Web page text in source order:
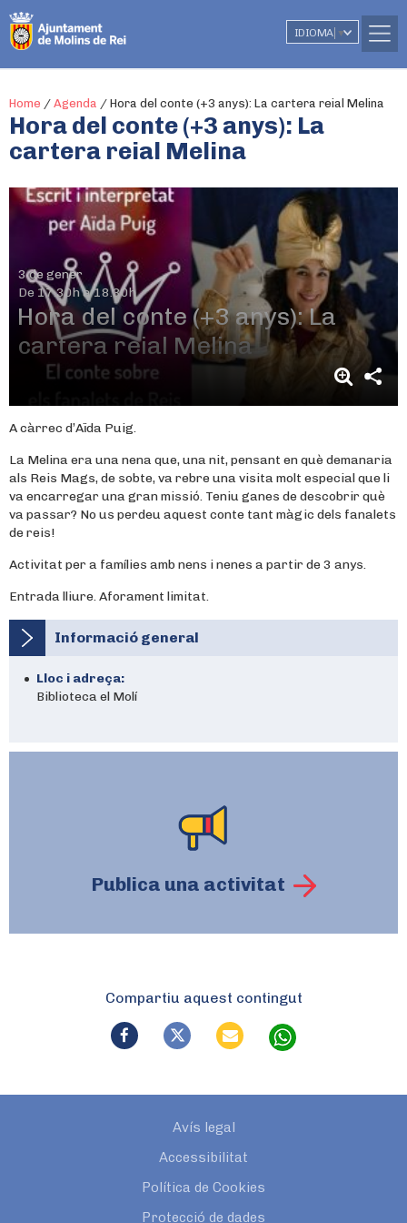
IDIOMA ▼
Home / Agenda / Hora del conte (+3 anys): La cartera reial Melina
Hora del conte (+3 anys): La
cartera reial Melina
3 de gener
De 17.30h a 18.30h
Hora del conte (+3 anys): La
cartera reial Melina
A càrrec d’Aïda Puig.
La Melina era una nena que, una nit, pensant en què demanaria
als Reis Mags, de sobte, va rebre una visita molt especial que li
va encarregar una gran missió. Teniu ganes de descobrir què
va passar? No us perdeu aquest conte tant màgic dels fanalets
de reis!
Activitat per a famílies amb nens i nenes a partir de 3 anys.
Entrada lliure. Aforament limitat.
Informació general
Lloc i adreça:
Biblioteca el Molí
Publica una activitat
Compartiu aquest contingut
Avís legal
Accessibilitat
Política de Cookies
Protecció de dades